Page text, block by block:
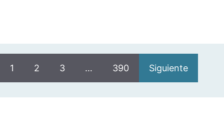
1 2 3 … 390 Siguiente